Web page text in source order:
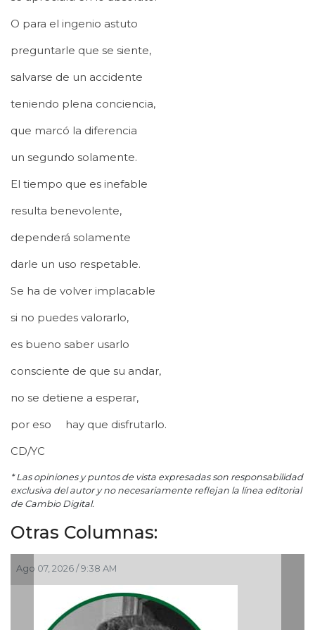
O para el ingenio astuto
preguntarle que se siente,
salvarse de un accidente
teniendo plena conciencia,
que marcó la diferencia
un segundo solamente.
El tiempo que es inefable
resulta benevolente,
dependerá solamente
darle un uso respetable.
Se ha de volver implacable
si no puedes valorarlo,
es bueno saber usarlo
consciente de que su andar,
no se detiene a esperar,
por eso hay que disfrutarlo.
CD/YC
* Las opiniones y puntos de vista expresadas son responsabilidad
exclusiva del autor y no necesariamente reflejan la línea editorial
de Cambio Digital.
Otras Columnas:
Ago 07, 2026 / 9:38 AM